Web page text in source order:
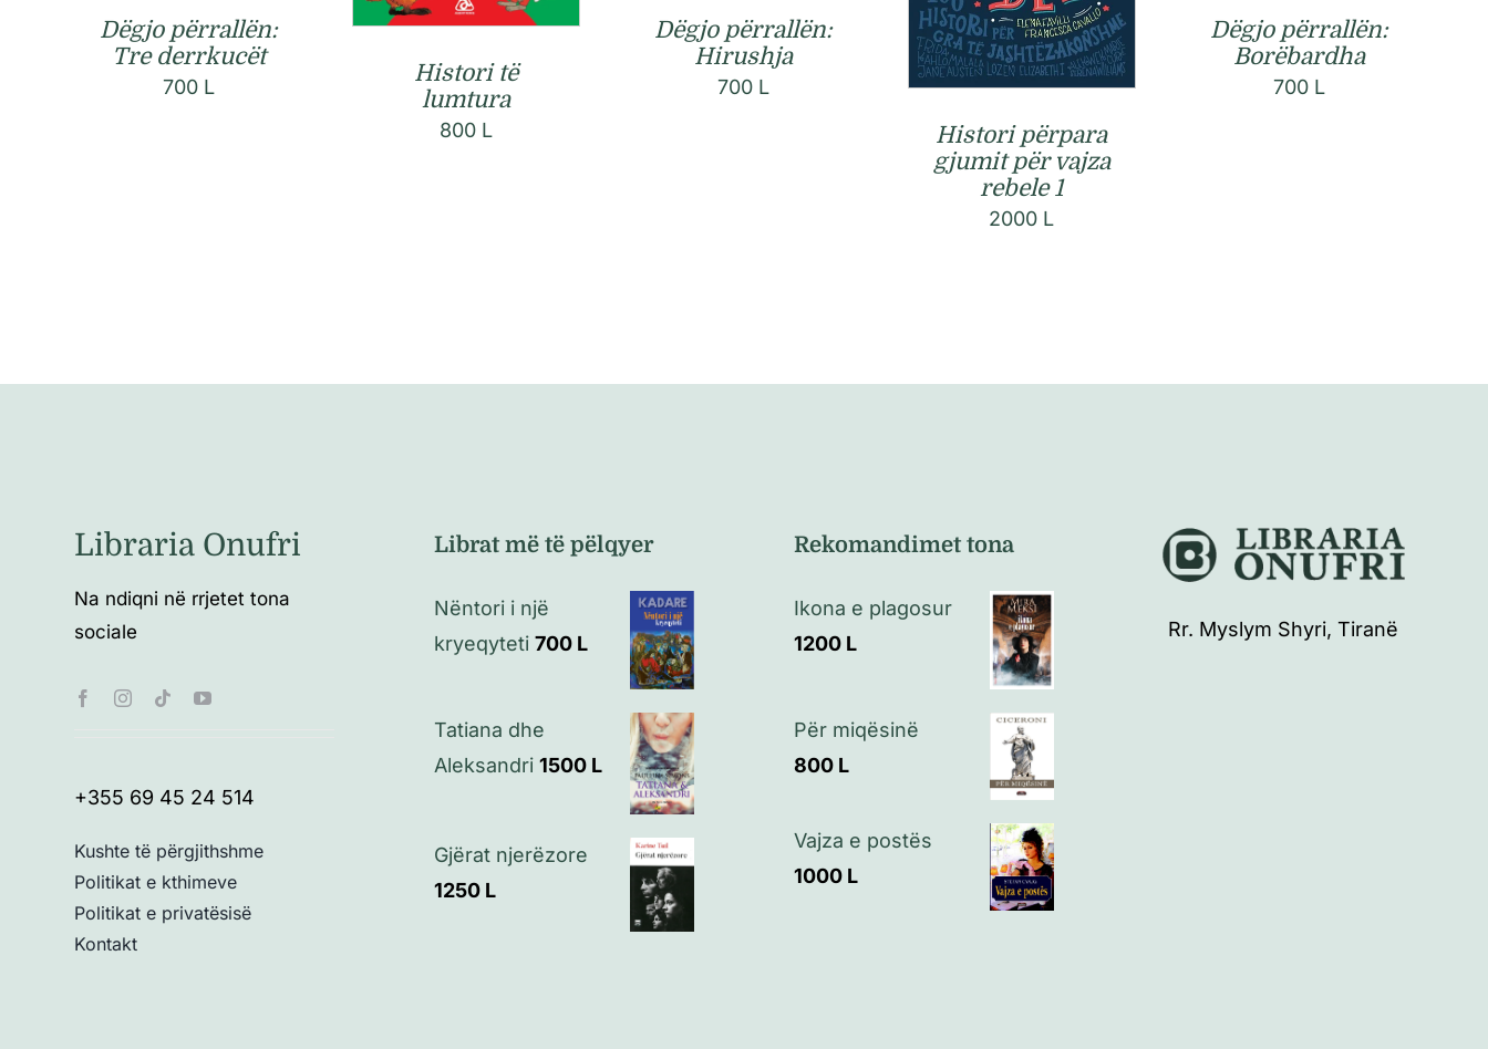
Dëgjo përrallën:
Tre derrkucët
700 L
Histori të
lumtura
800 L
Dëgjo përrallën:
Hirushja
700 L
Histori përpara
gjumit për vajza
rebele 1
2000 L
Dëgjo përrallën:
Borëbardha
700 L
Libraria Onufri
Na ndiqni në rrjetet tona
sociale
+355 69 45 24 514
Kushte të përgjithshme
Politikat e kthimeve
Politikat e privatësisë
Kontakt
Librat më të pëlqyer
Nëntori i një
kryeqyteti 700 L
Tatiana dhe
Aleksandri 1500 L
Gjërat njerëzore
1250 L
Rekomandimet tona
Ikona e plagosur
1200 L
Për miqësinë
800 L
Vajza e postës
1000 L
Rr. Myslym Shyri, Tiranë